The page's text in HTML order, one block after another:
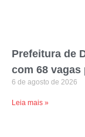
Prefeitura de
com 68
6 de agosto de 2026
Leia mais »